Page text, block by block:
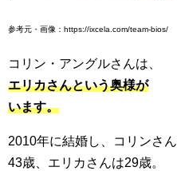
参考元・画像：https://ixcela.com/team-bios/
コリン・アングルさんは、
エリカさんという奥様が
います。
2010年に結婚し、コリンさ
43歳、エリカさんは29歳。